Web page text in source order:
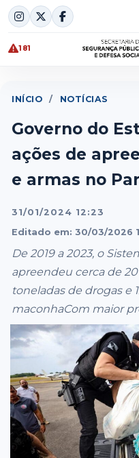
Skip
to
content
181
INÍCIO / NOTÍCIAS
Governo do
ações de
e armas no
31/01/2024 12:23
Editado em: 30/03/2026
De 2019 a 2023, o
apreendeu cerca de
toneladas de drogas e
maconhaCom maior